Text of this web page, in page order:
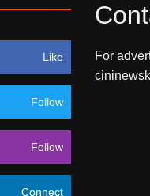
Like
Follow
Follow
Connect
For